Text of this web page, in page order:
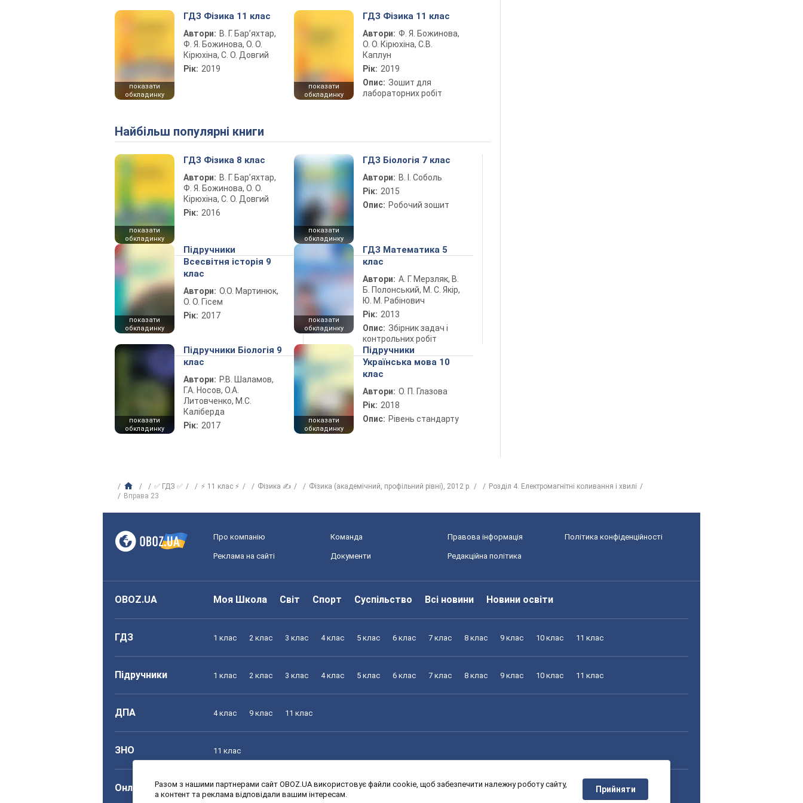
показати
обкладинку
ГДЗ Фізика 11 клас
Автори: В. Г. Бар’яхтар,
Ф. Я. Божинова, О. О.
Кірюхіна, С. О. Довгий
Рік: 2019
показати
обкладинку
ГДЗ Фізика 11 клас
Автори: Ф. Я. Божинова,
О. О. Кірюхіна, С.В.
Каплун
Рік: 2019
Опис: Зошит для
лабораторних робіт
Найбільш популярні книги
показати
обкладинку
ГДЗ Фізика 8 клас
Автори: В. Г. Бар’яхтар,
Ф. Я. Божинова, О. О.
Кірюхіна, С. О. Довгий
Рік: 2016
показати
обкладинку
ГДЗ Біологія 7 клас
Автори: В. І. Соболь
Рік: 2015
Опис: Робочий зошит
показати
обкладинку
Підручники
Всесвітня історія 9
клас
Автори: О.О. Мартинюк,
О. О. Гісем
Рік: 2017
показати
обкладинку
ГДЗ Математика 5
клас
Автори: А. Г. Мерзляк, В.
Б. Полонський, М. С. Якір,
Ю. М. Рабінович
Рік: 2013
Опис: Збірник задач і
контрольних робіт
показати
обкладинку
Підручники Біологія 9
клас
Автори: Р.В. Шаламов,
Г.А. Носов, О.А.
Литовченко, М.С.
Каліберда
Рік: 2017
показати
обкладинку
Підручники
Українська мова 10
клас
Автори: О. П. Глазова
Рік: 2018
Опис: Рівень стандарту
✅ ГДЗ ✅ ⚡ 11 клас ⚡ Фізика ✍ Фізика (академічний, профільний рівні), 2012 р.
Розділ 4. Електромагнітні коливання і хвилі
Вправа 23
Про компанію Команда Правова інформація Політика конфіденційності
Реклама на сайті Документи Редакційна політика
OBOZ.UA Моя Школа Світ Спорт Суспільство Всі новини Новини освіти
ГДЗ 1 клас 2 клас 3 клас 4 клас 5 клас 6 клас 7 клас 8 клас 9 клас 10 клас 11 клас
Підручники 1 клас 2 клас 3 клас 4 клас 5 клас 6 клас 7 клас 8 клас 9 клас 10 клас 11 клас
ДПА 4 клас 9 клас 11 клас
ЗНО 11 клас
Онлайн уроки 1 клас 2 клас 3 клас 4 клас 5 клас 6 клас 7 клас 8 клас 9 клас 10 клас 11 клас
Разом з нашими партнерами сайт OBOZ.UA використовує файли cookie, щоб забезпечити належну роботу сайту,
а контент та реклама відповідали вашим інтересам.
Прийняти